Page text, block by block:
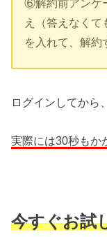
⑥解約前アンケ
え（答えなくて
を入れて、解約
ログインしてから
実際には30秒もか
今すぐお試